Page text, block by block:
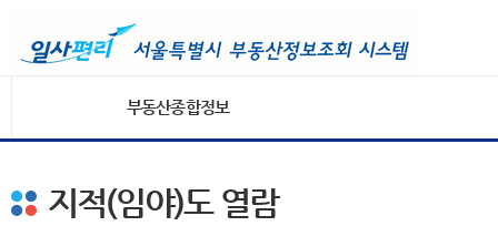
부동산종합정보
지적(임야)도 열람